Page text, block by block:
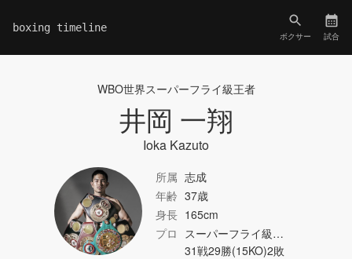
boxing timeline
ボクサー 試合
WBO世界スーパーフライ級王者
井岡 一翔
Ioka Kazuto
所属 志成
年齢 37歳
身長 165cm
プロ スーパーフライ級…
31戦29勝(15KO)2敗